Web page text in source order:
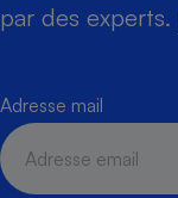
par des experts.
Adresse mail